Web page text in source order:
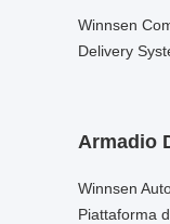
Winnsen
Delivery
Armadio
Winnsen
Piattaforma